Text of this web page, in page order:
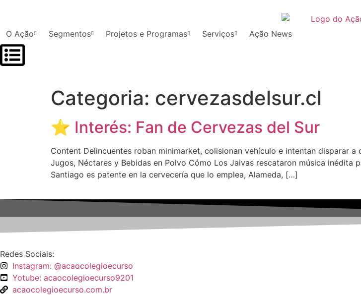
O Ação Segmentos Projetos e Programas Serviços Ação News
Categoria: cervezasdelsur.cl
⭐ Interés: Fan de Cervezas del Sur
Content Delincuentes roban minimarket, colisionan vehículo e intentan disparar
Jugos, Néctares y Bebidas en Polvo Cómo Los Jaivas rescataron música inédita
Santiago es patente en la cervecería que lo emplea, Alameda, […]
Redes Sociais:
Instagram: @acaocolegioecurso
Yotube: acaocolegioecurso9201
acaocolegioecurso.com.br